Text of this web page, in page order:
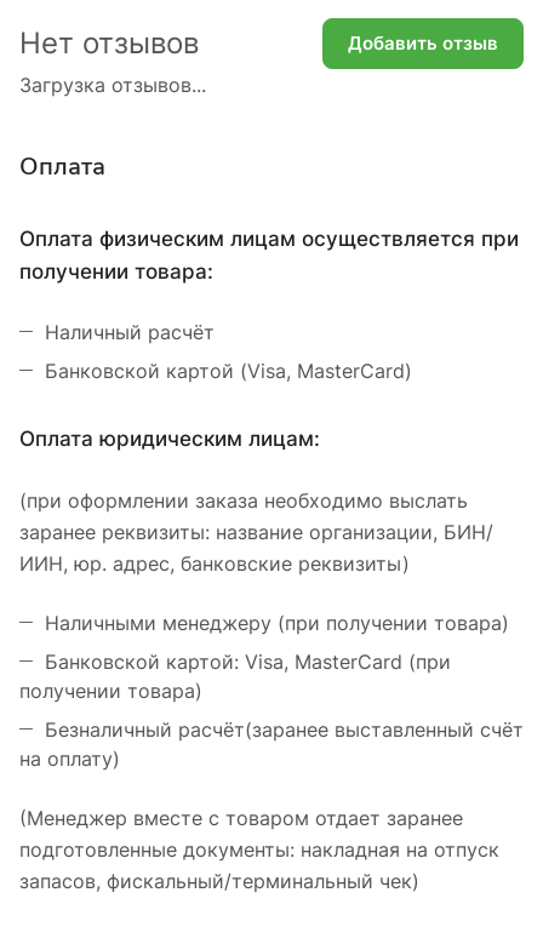
Загрузка отзывов...
Нет отзывов Добавить отзыв
Оплата
Оплата физическим лицам осуществляется при
получении товара:
Наличный расчёт
Банковской картой (Visa, MasterCard)
Оплата юридическим лицам:
(при оформлении заказа необходимо выслать
заранее реквизиты: название организации, БИН/
ИИН, юр. адрес, банковские реквизиты)
Наличными менеджеру (при получении товара)
Банковской картой: Visa, MasterCard (при
получении товара)
Безналичный расчёт(заранее выставленный счёт
на оплату)
(Менеджер вместе с товаром отдает заранее
подготовленные документы: накладная на отпуск
запасов, фискальный/терминальный чек)